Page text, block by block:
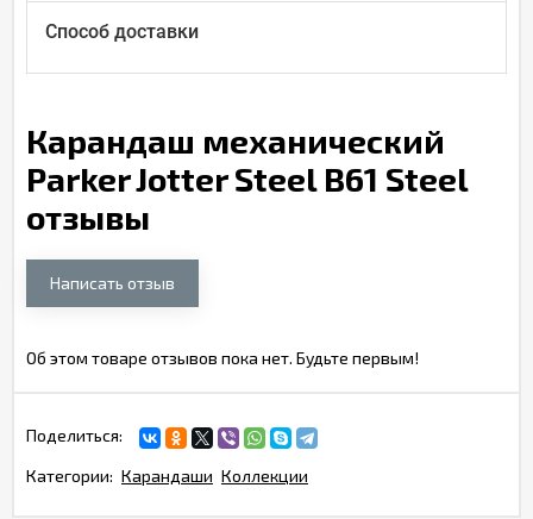
Способ доставки
Карандаш механический
Parker Jotter Steel B61 Steel
отзывы
Написать отзыв
Об этом товаре отзывов пока нет. Будьте первым!
Поделиться:
Категории: Карандаши Коллекции